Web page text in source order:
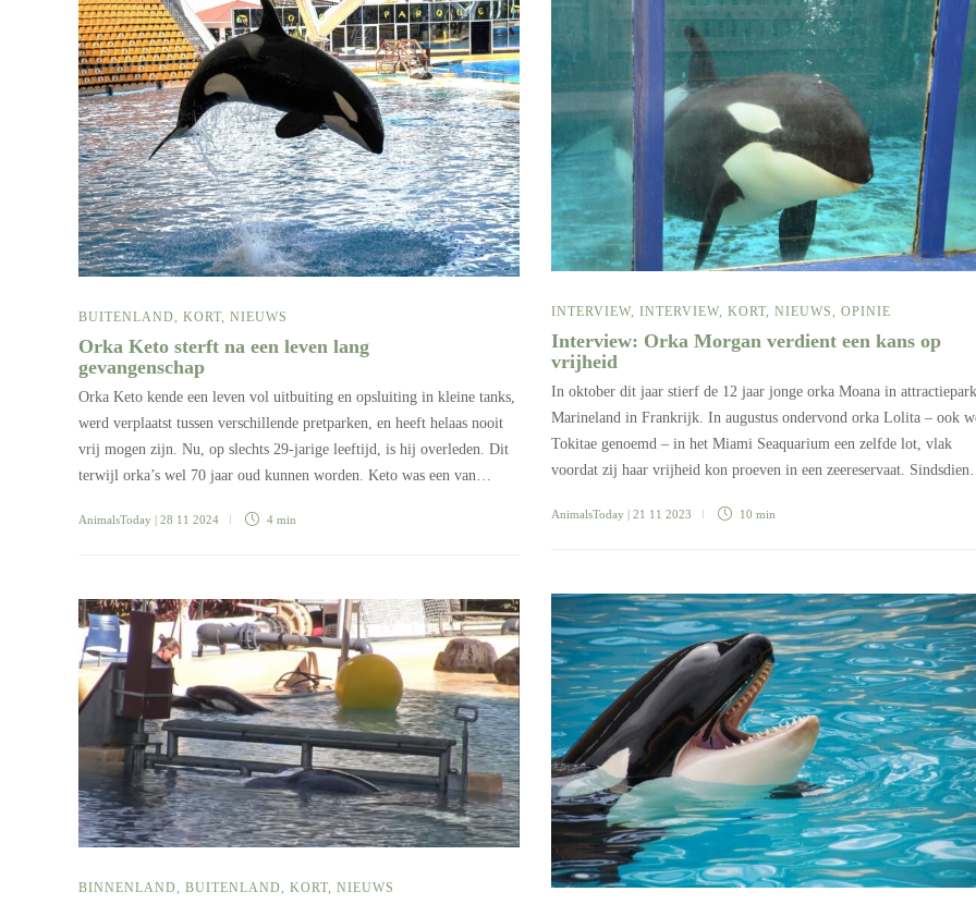
BUITENLAND KORT NIEUWS
Orka Keto sterft na een leven lang
gevangenschap
Orka Keto kende een leven vol uitbuiting en opsluiting in kleine tanks,
werd verplaatst tussen verschillende pretparken, en heeft helaas nooit
vrij mogen zijn. Nu, op slechts 29-jarige leeftijd, is hij overleden. Dit
terwijl orka’s wel 70 jaar oud kunnen worden. Keto was een van…
AnimalsToday | 28 11 2024 4 min
INTERVIEW, INTERVIEW, KORT, NIEUWS, OPINIE
Interview: Orka Morgan verdient een kans op
vrijheid
In oktober dit jaar stierf de 12 jaar jonge orka Moana in attractiepark
Marineland in Frankrijk. In augustus ondervond orka Lolita – ook
Tokitae genoemd – in het Miami Seaquarium een zelfde lot, vlak
voordat zij haar vrijheid kon proeven in een zeereservaat.
AnimalsToday | 21 11 2023 10 min
BINNENLAND BUITENLAND KORT NIEUWS